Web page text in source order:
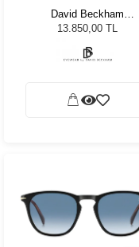
David Beckham
99/Voyager 2M2/CS - 61
13.850,00 TL